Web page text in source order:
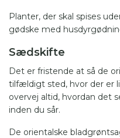
Planter, der skal spises
gødske med
Sædskifte
Det er fristende at så de
tilfældigt sted, hvor der er
overvej altid, hvordan det
inden du sår.
De orientalske